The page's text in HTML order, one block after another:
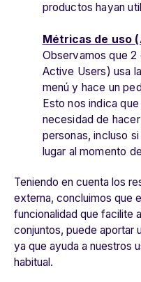
productos hayan
Métricas de uso
Observamos que 2
Active Users) usa
menú y hace un
Esto nos indica
necesidad de
personas, incluso
lugar al momento
Teniendo en cuenta los
externa, concluimos que
funcionalidad que facilite
conjuntos, puede aportar
ya que ayuda a nuestros
habitual.